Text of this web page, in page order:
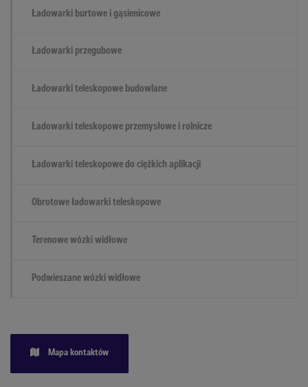
Ładowarki burtowe i gąsienicowe
Ładowarki przegubowe
Ładowarki teleskopowe budowlane
Ładowarki teleskopowe przemysłowe i rolnicze
Ładowarki teleskopowe do ciężkich aplikacji
Obrotowe ładowarki teleskopowe
Terenowe wózki widłowe
Podwieszane wózki widłowe
Mapa kontaktów